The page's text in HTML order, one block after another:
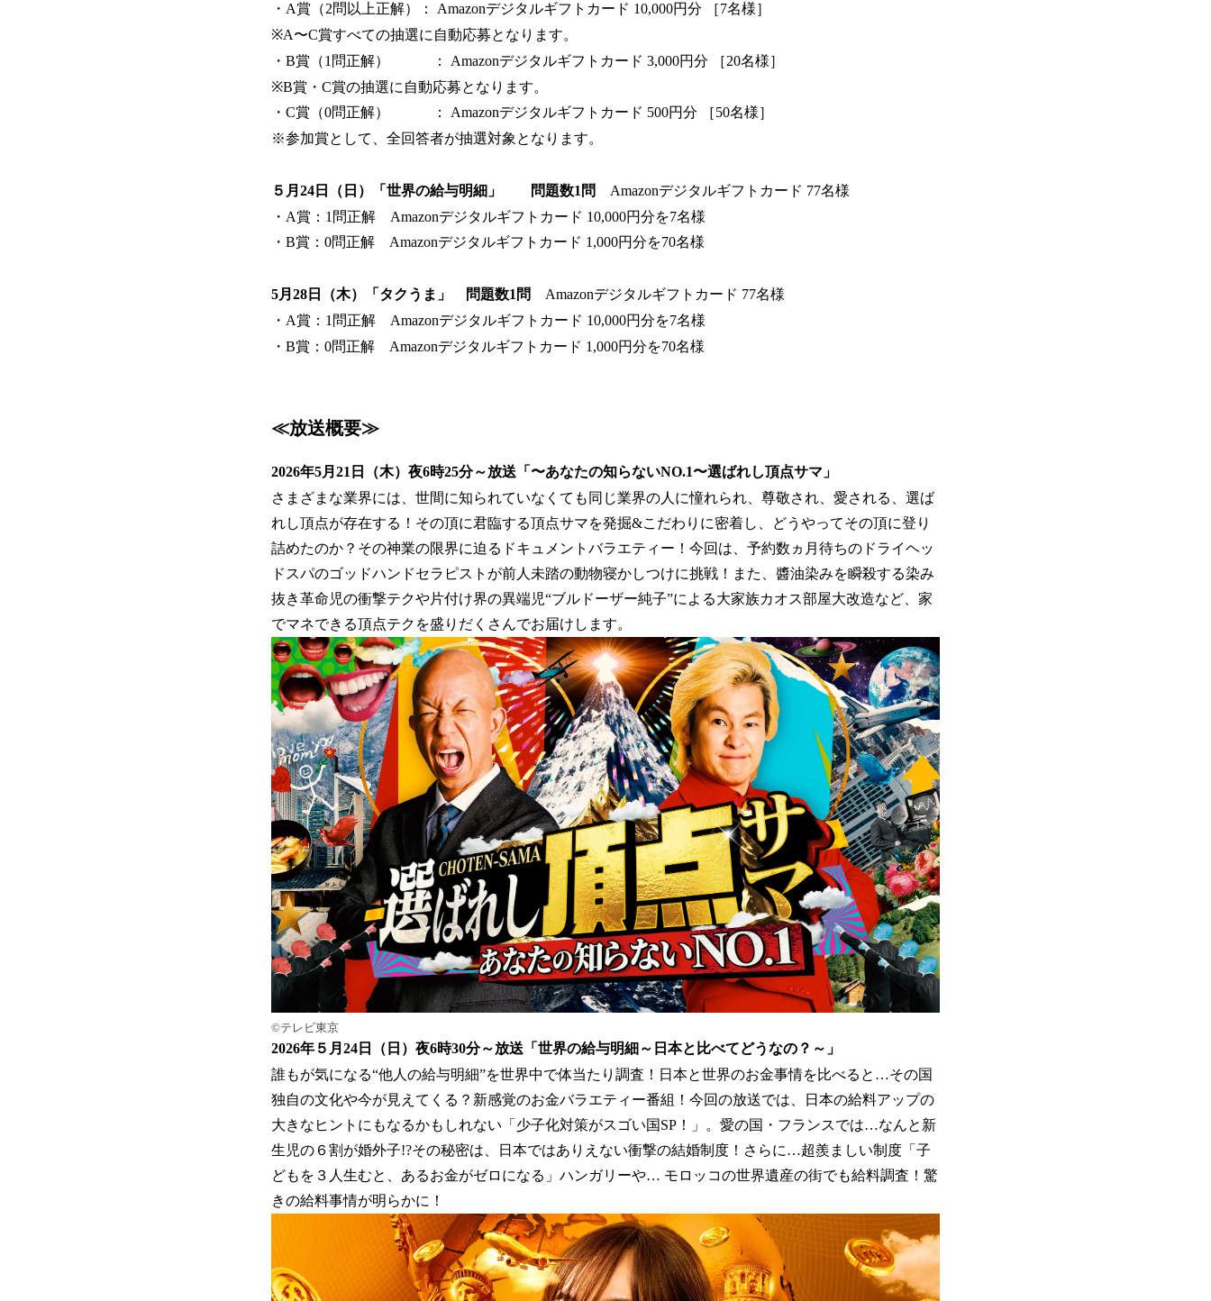
・A賞（2問以上正解）： Amazonデジタルギフトカード 10,000円分 ［7名様］
※A〜C賞すべての抽選に自動応募となります。
・B賞（1問正解） ： Amazonデジタルギフトカード 3,000円分 ［20名様］
※B賞・C賞の抽選に自動応募となります。
・C賞（0問正解） ： Amazonデジタルギフトカード 500円分 ［50名様］
※参加賞として、全回答者が抽選対象となります。
５月24日（日）「世界の給与明細」 問題数1問 Amazonデジタルギフトカード 77名様
・A賞：1問正解 Amazonデジタルギフトカード 10,000円分を7名様
・B賞：0問正解 Amazonデジタルギフトカード 1,000円分を70名様
5月28日（木）「タクうま」 問題数1問
Amazonデジタルギフトカード 77名様
・A賞：1問正解 Amazonデジタルギフトカード 10,000円分を7名様
・B賞：0問正解 Amazonデジタルギフトカード 1,000円分を70名様
≪放送概要≫
2026年5月21日（木）夜6時25分～放送「〜あなたの知らないNO.1〜選ばれし頂点サマ」
さまざまな業界には、世間に知られていなくても同じ業界の人に憧れられ、尊敬され、愛される、選ば
れし頂点が存在する！その頂に君臨する頂点サマを発掘&こだわりに密着し、どうやってその頂に登り
詰めたのか？その神業の限界に迫るドキュメントバラエティー！今回は、予約数ヵ月待ちのドライヘッ
ドスパのゴッドハンドセラピストが前人未踏の動物寝かしつけに挑戦！また、醬油染みを瞬殺する染み
抜き革命児の衝撃テクや片付け界の異端児“ブルドーザー純子”による大家族カオス部屋大改造など、家
でマネできる頂点テクを盛りだくさんでお届けします。
©テレビ東京
2026年５月24日（日）夜6時30分～放送「世界の給与明細～日本と比べてどうなの？～」
誰もが気になる“他人の給与明細”を世界中で体当たり調査！日本と世界のお金事情を比べると…その国
独自の文化や今が見えてくる？新感覚のお金バラエティー番組！今回の放送では、日本の給料アップの
大きなヒントにもなるかもしれない「少子化対策がスゴい国SP！」。愛の国・フランスでは…なんと新
生児の６割が婚外子!?その秘密は、日本ではありえない衝撃の結婚制度！さらに…超羨ましい制度「子
どもを３人生むと、あるお金がゼロになる」ハンガリーや… モロッコの世界遺産の街でも給料調査！驚
きの給料事情が明らかに！